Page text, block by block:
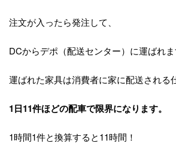
注文が入ったら発注して、
DCからデポ（配送センター）に運ばれま
運ばれた家具は消費者に家に配送される
1日11件ほどの配車で限界になります。
1時間1件と換算すると11時間！